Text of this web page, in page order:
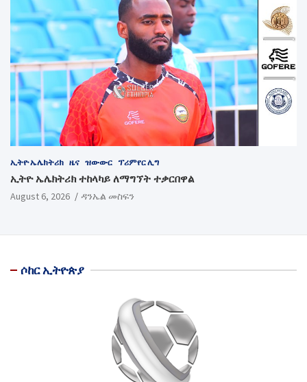
ኢትዮ ኤሌክትሪክ ዜና ዝውውር ፕሪምየር ሊግ
ኢትዮ ኤሌክትሪክ ተከላካይ ለማግኘት ተቃርበዋል
August 6, 2026 ዳንኤል መስፍን
ሶከር ኢትዮጵያ